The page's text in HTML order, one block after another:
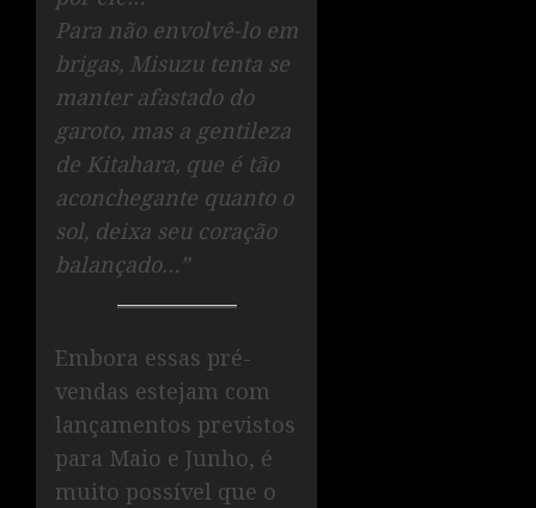
Para não envolvê-lo em
brigas, Misuzu tenta se
manter afastado do
garoto, mas a gentileza
de Kitahara, que é tão
aconchegante quanto o
sol, deixa seu coração
balançado…”
Embora essas pré-
vendas estejam com
lançamentos previstos
para Maio e Junho, é
muito possível que o